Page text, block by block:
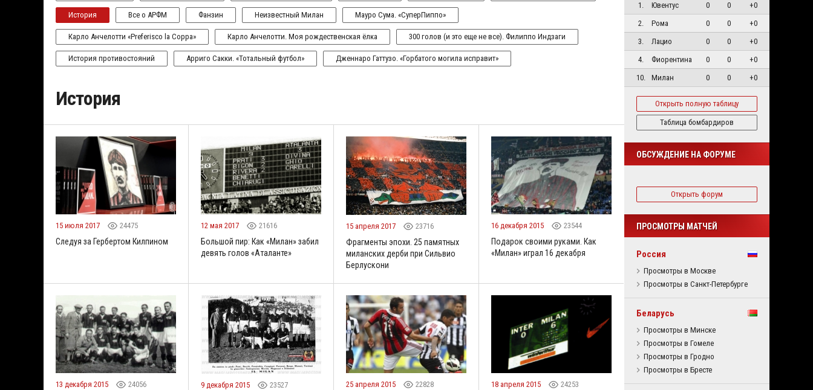
История Все о АРФМ Фанзин Неизвестный Милан Мауро Сума. «СуперПиппо»
Карло Анчелотти «Preferisco la Coppa» Карло Анчелотти. Моя рождественская ёлка 300 голов (и это еще не все). Филиппо Индзаги
История противостояний Арриго Сакки. «Тотальный футбол» Дженнаро Гаттузо. «Горбатого могила исправит»
История
15 июля 2017 24475
Следуя за Гербертом Килпином
12 мая 2017 21616
Большой пир: Как «Милан» забил
девять голов «Аталанте»
15 апреля 2017 23716
Фрагменты эпохи. 25 памятных
миланских дерби при Сильвио
Берлускони
16 декабря 2015 23544
Подарок своими руками. Как
«Милан» играл 16 декабря
13 декабря 2015 24056 9 декабря 2015 23527 25 апреля 2015 22828 18 апреля 2015 24253
1.
Ювентус 0 0
+0
2.
Рома 0 0
+0
3.
Лацио 0 0
+0
4.
Фиорентина 0 0
+0
10.
Милан 0 0 +0
Открыть полную таблицу
Таблица бомбардиров
ОБСУЖДЕНИЕ НА ФОРУМЕ
Открыть форум
ПРОСМОТРЫ МАТЧЕЙ
Россия
Просмотры в Москве
Просмотры в Санкт-Петербурге
Беларусь
Просмотры в Минске
Просмотры в Гомеле
Просмотры в Гродно
Просмотры в Бресте